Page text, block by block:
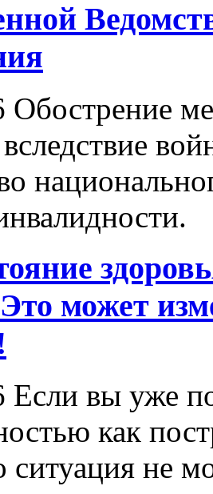
Обострение
может
Если вы уже
как
ситуация не